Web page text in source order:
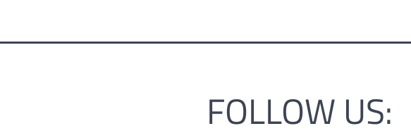
FOLLOW US: